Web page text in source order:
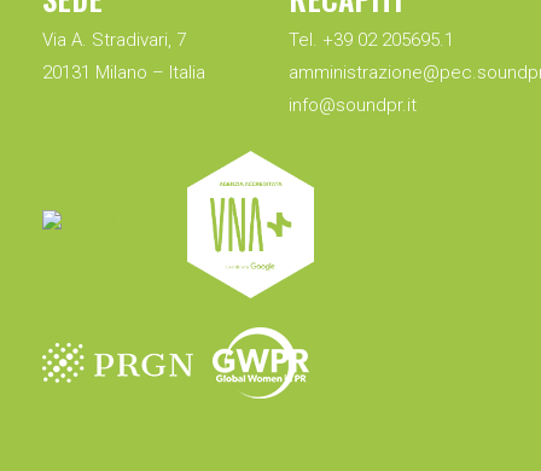
Via A. Stradivari, 7
20131 Milano – Italia
Tel. +39 02 205695.1
info@soundpr.it